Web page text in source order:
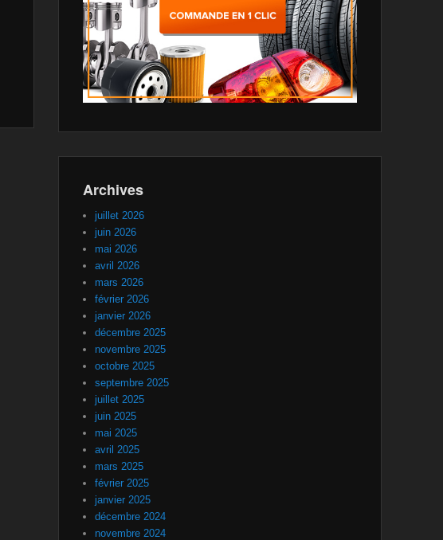
Archives
juillet 2026
juin 2026
mai 2026
avril 2026
mars 2026
février 2026
janvier 2026
décembre 2025
novembre 2025
octobre 2025
septembre 2025
juillet 2025
juin 2025
mai 2025
avril 2025
mars 2025
février 2025
janvier 2025
décembre 2024
novembre 2024